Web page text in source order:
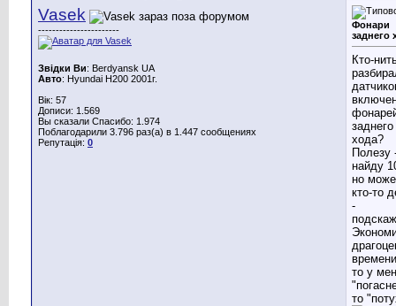
Vasek
-----------------------
Звідки Ви: Berdyansk UA
Авто: Hyundai H200 2001г.
Вік: 57
Дописи: 1.569
Вы сказали Спасибо: 1.974
Поблагодарили 3.796 раз(а) в 1.447 сообщениях
Репутація: 0
Фонари
заднего
Кто-
заднего
хода?
Полезу
найду
но
кто-то
-
то у
то